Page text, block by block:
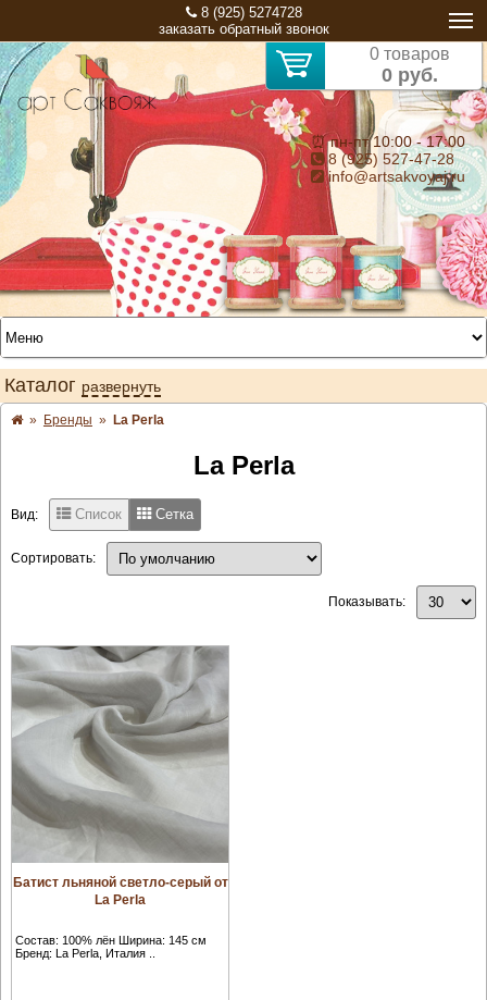
8 (925) 5274728
заказать обратный звонок
0 товаров
0 руб.
⏰ пн-пт 10:00 - 17:00
8 (925) 527-47-28
info@artsakvoyaj.ru
Каталог развернуть
» Бренды » La Perla
La Perla
Вид: Список Сетка
Сортировать:
Показывать:
Батист льняной светло-серый от
La Perla
Состав: 100% лён Ширина: 145 см
Бренд: La Perla, Италия ..